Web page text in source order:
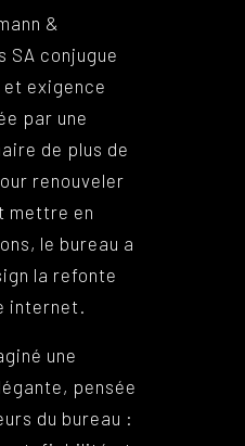
&
SA conjugue
exigence
par une
de plus de
renouveler
mettre en
le bureau a
la refonte
internet.
une
pensée
du bureau :